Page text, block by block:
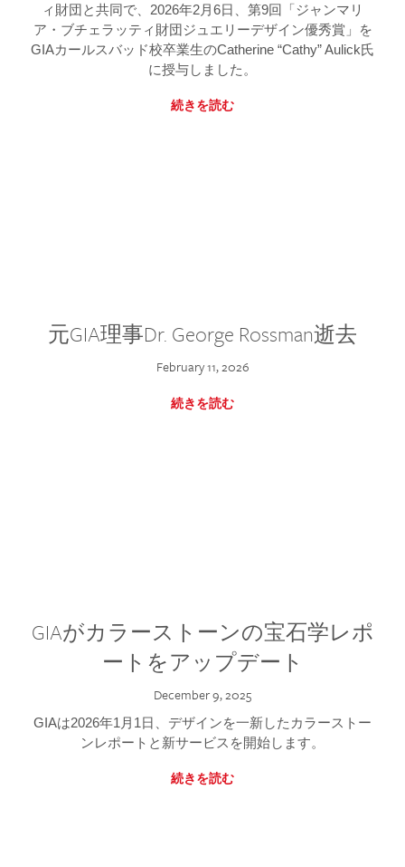
ィ財団と共同で、2026年2月6日、第9回「ジャンマリ
ア・ブチェラッティ財団ジュエリーデザイン優秀賞」を
GIAカールスバッド校卒業生のCatherine “Cathy” Aulick氏
に授与しました。
続きを読む
元GIA理事Dr. George Rossman逝去
February 11, 2026
続きを読む
GIAがカラーストーンの宝石学レポ
ートをアップデート
December 9, 2025
GIAは2026年1月1日、デザインを一新したカラーストー
ンレポートと新サービスを開始します。
続きを読む